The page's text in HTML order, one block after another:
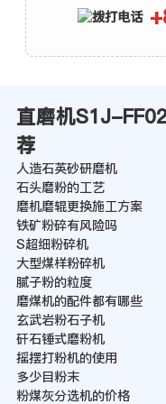
直磨机S1J-
荐
人造石英砂研磨机
石头磨粉的工艺
磨机磨辊更换施工方案
铁矿粉碎有风险吗
S超细粉碎机
大型煤样粉碎机
腻子粉的粒度
磨煤机的配件都有哪些
玄武岩粉石子机
矸石锤式磨粉机
摇摆打粉机的使用
多少目粉末
粉煤灰分选机的价格